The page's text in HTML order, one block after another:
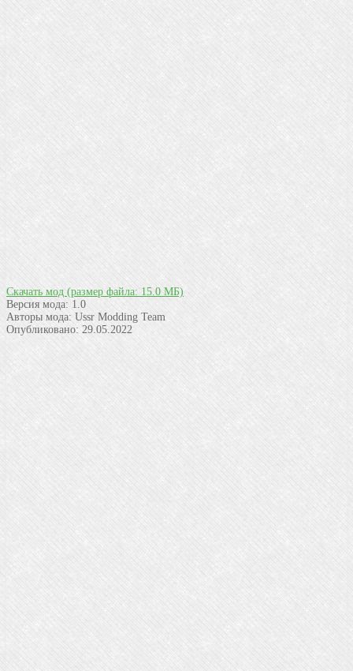
Скачать мод(размер файла: 15.0 МБ)
Версия мода: 1.0
Авторы мода: Ussr Modding Team
Опубликовано: 29.05.2022